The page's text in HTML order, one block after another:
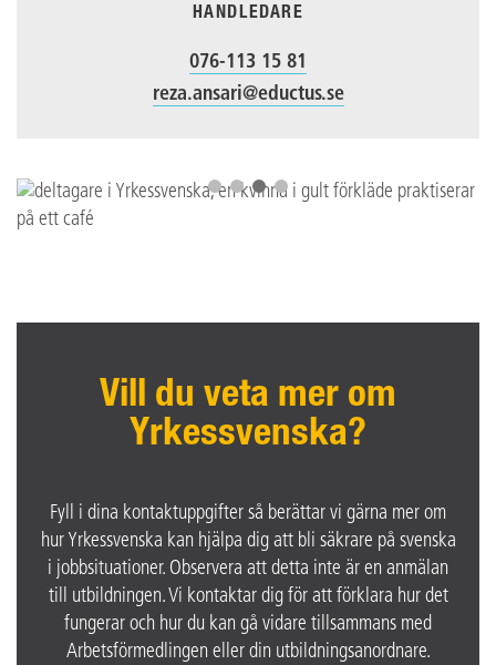
HANDLEDARE
076-113 15 81
reza.ansari@eductus.se
Vill du veta mer om
Yrkessvenska?
Fyll i dina kontaktuppgifter så berättar vi gärna mer om
hur Yrkessvenska kan hjälpa dig att bli säkrare på svenska
i jobbsituationer. Observera att detta inte är en anmälan
till utbildningen. Vi kontaktar dig för att förklara hur det
fungerar och hur du kan gå vidare tillsammans med
Arbetsförmedlingen eller din utbildningsanordnare.